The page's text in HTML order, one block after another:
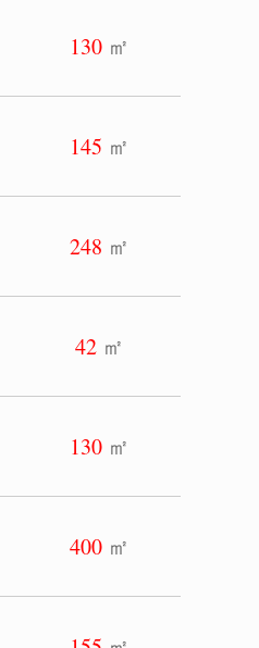
130㎡
145 ㎡
248 ㎡
42㎡
130㎡
400㎡